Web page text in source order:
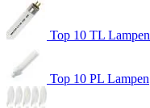
Top 10 TL Lampen
Top 10 PL Lampen